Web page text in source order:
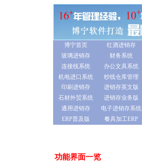
博宁首页 红酒进销存
玻璃进销存
财务系统
连接线系统
办公文具系统
机电进口系统
纱线仓库管理
印刷进销存
进销存英文版
石材外贸系统
进销存业务版
通用进销存
电子进销存系统
ERP普及版
餐具加工ERP
功能界面一览